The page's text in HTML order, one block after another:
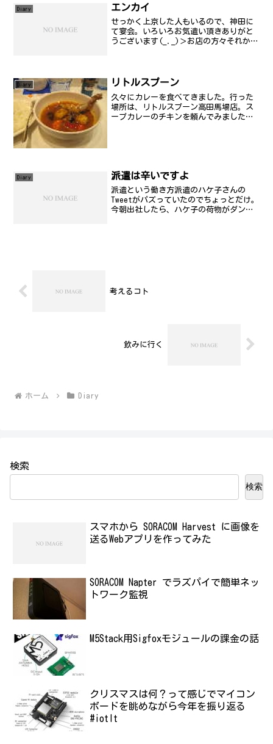
いもの。無理だよね。おも...
Diary エンカイ
せっかく上京した人もいるので、神田に
て宴会。いろいろお気遣い頂きありがと
うございます(_._)＞お店の方々それか
あります...
Diary リトルスプーン
久々にカレーを食べてきました。行った
場所は、リトルスプーン高田馬場店。ス
ープカレーのチキンを頼んでみました。
Diary 派遣は辛いですよ
派遣という働き方派遣のハケ子さんの
Tweetがパズっていたのでちょっとだけ。
今朝出社したら、ハケ子の荷物がダンボ
考えるコト
飲みに行く
ホーム Diary
検索
検索
スマホから SORACOM Harvest に画像を
送るWebアプリを作ってみた
SORACOM Napter でラズパイで簡単ネッ
トワーク監視
M5Stack用Sigfoxモジュールの課金の話
クリスマスは何？って感じでマイコン
ボードを眺めながら今年を振り返る
#iotlt